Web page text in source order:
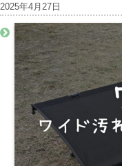
2025年4月27日